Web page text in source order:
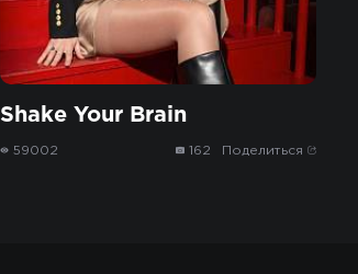
Shake Your Brain
59002 162 Поделиться